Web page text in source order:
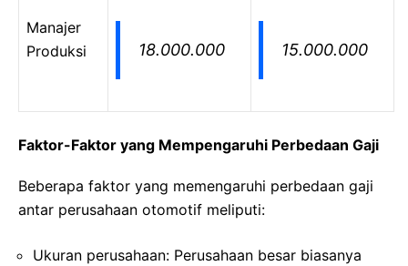
Manajer
Produksi
18.000.000 15.000.000
Faktor-Faktor yang Mempengaruhi Perbedaan Gaji
Beberapa faktor yang memengaruhi perbedaan gaji
antar perusahaan otomotif meliputi:
Ukuran perusahaan: Perusahaan besar biasanya